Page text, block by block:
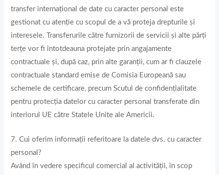
transfer internațional de date cu caracter personal este
gestionat cu atenție cu scopul de a vă proteja drepturile și
interesele. Transferurile către furnizorii de servicii și alte părți
terțe vor fi întotdeauna protejate prin angajamente
contractuale și, după caz, prin alte garanții, cum ar fi clauzele
contractuale standard emise de Comisia Europeană sau
schemele de certificare, precum Scutul de confidențialitate
pentru protecția datelor cu caracter personal transferate din
interiorul UE către Statele Unite ale Americii.
7. Cui oferim informații referitoare la datele dvs. cu caracter
personal?
Având în vedere specificul comercial al activității, în scop